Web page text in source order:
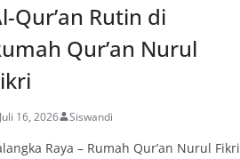
Qur’an Rutin di
Qur’an Nurul
Juli 16, 2026 Siswandi
Raya – Rumah Qur’an Nurul Fikri